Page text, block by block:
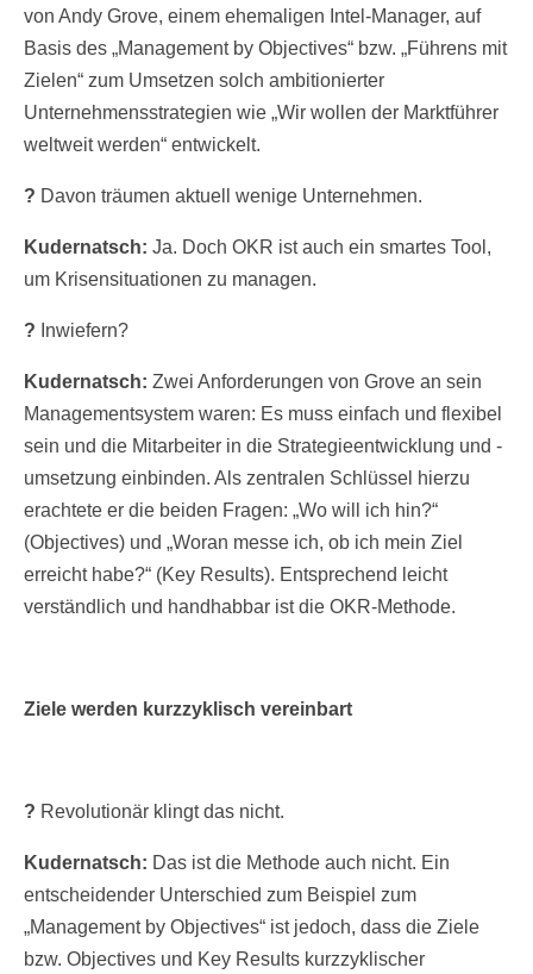
von Andy Grove, einem ehemaligen Intel-Manager, auf
Basis des „Management by Objectives“ bzw. „Führens mit
Zielen“ zum Umsetzen solch ambitionierter
Unternehmensstrategien wie „Wir wollen der Marktführer
weltweit werden“ entwickelt.
? Davon träumen aktuell wenige Unternehmen.
Kudernatsch: Ja. Doch OKR ist auch ein smartes Tool,
um Krisensituationen zu managen.
? Inwiefern?
Kudernatsch: Zwei Anforderungen von Grove an sein
Managementsystem waren: Es muss einfach und flexibel
sein und die Mitarbeiter in die Strategieentwicklung und -
umsetzung einbinden. Als zentralen Schlüssel hierzu
erachtete er die beiden Fragen: „Wo will ich hin?“
(Objectives) und „Woran messe ich, ob ich mein Ziel
erreicht habe?“ (Key Results). Entsprechend leicht
verständlich und handhabbar ist die OKR-Methode.
Ziele werden kurzzyklisch vereinbart
? Revolutionär klingt das nicht.
Kudernatsch: Das ist die Methode auch nicht. Ein
entscheidender Unterschied zum Beispiel zum
„Management by Objectives“ ist jedoch, dass die Ziele
bzw. Objectives und Key Results kurzzyklischer